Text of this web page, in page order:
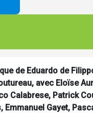
de Eduardo de
avec Eloïse
Calabrese, Patrick
Emmanuel Gayet,